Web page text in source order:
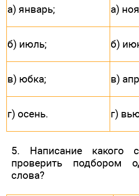
а) январь; а)
б) июль; б)
в) юбка; в)
г) осень. г)
5. Написание какого
проверить подбором
слова?